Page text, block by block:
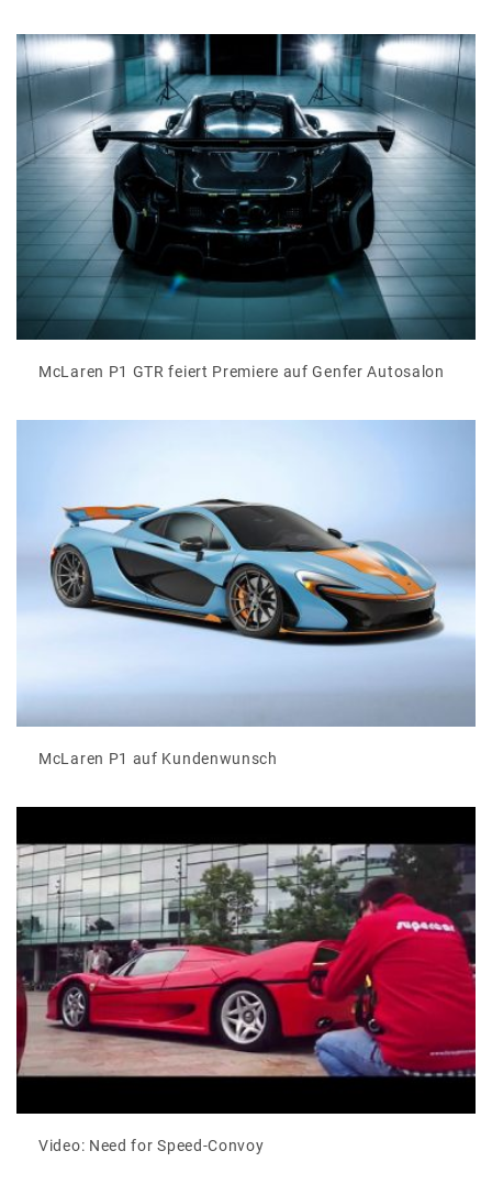
McLaren P1 GTR feiert Premiere auf Genfer Autosalon
McLaren P1 auf Kundenwunsch
Video: Need for Speed-Convoy